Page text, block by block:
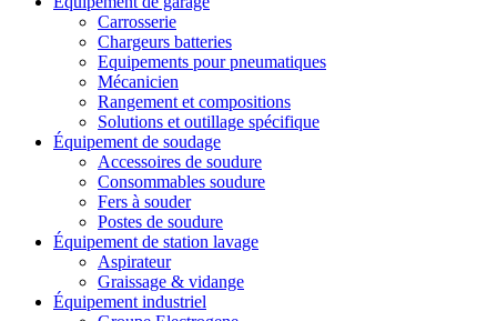
Carrosserie
Chargeurs batteries
Equipements pour pneumatiques
Mécanicien
Rangement et compositions
Solutions et outillage spécifique
Équipement de soudage
Accessoires de soudure
Consommables soudure
Fers à souder
Postes de soudure
Équipement de station lavage
Aspirateur
Graissage & vidange
Équipement industriel